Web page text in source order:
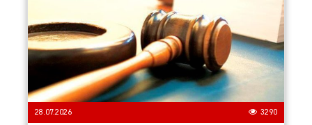
28.07.2026 3290